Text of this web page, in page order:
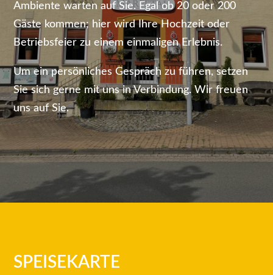
Ambiente warten auf Sie. Egal ob 20 oder 200
Gäste kommen; hier wird Ihre Hochzeit oder
Betriebsfeier zu einem einmaligen Erlebnis.
Um ein persönliches Gespräch zu führen, setzen
Sie sich gerne mit uns in Verbindung. Wir freuen
uns auf Sie.
SPEISEKARTE